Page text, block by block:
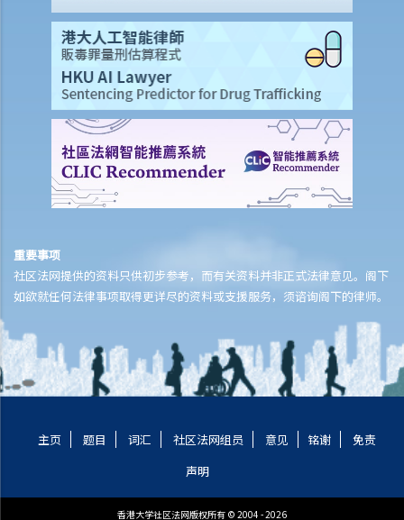
3. 如果我决定不作出抗辩，该怎么办？
4. 如果我决定就案件作出抗辩，该怎么办？
5. 如被告人未有提交送达认收书或抗辩书，结果会怎样？
6. 如被告人提交抗辩书（和反申索书），情况会怎样？
7. 如果被告人认为他确实拖欠原告人部份款项，可以怎样做？
8. 我作为民事诉讼中的被告人，但我认为另一方才应该对原告人的申索
负上责任，我应该怎么办？
如何就民事案件的审讯作准备
1. 甚么是文件透露？
3. 有甚么关于专家证人的事项需要注意？我应否传召他们为我作证？
4. 于审讯前，法庭如何就案件的管理给予指示？
5. 关于民事诉讼之进行过程，有甚么其他一般事项我应注意？
和解协议
A. 根据第 13A号命令缩短法律诉讼的程序 – 简介和目标
1. 适用范围
3. 作出承认的后续程序
B. 「附带条款和解提议」及「附带条款付款」
C. 庭外和解
重要事项
社区法网提供的资料只供初步参考，而有关资料并非正式法律意见。阁下
如欲就任何法律事项取得更详尽的资料或支援服务，须谘询阁下的律师。
主页 题目 词汇 社区法网组员 意见 铭谢
免责
声明
香港大学社区法网版权所有 © 2004 - 2026